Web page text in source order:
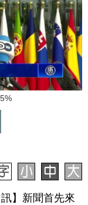
】新聞首先來